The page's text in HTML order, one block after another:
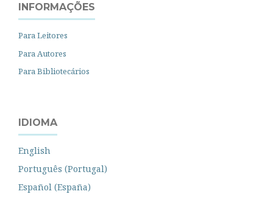
INFORMAÇÕES
Para Leitores
Para Autores
Para Bibliotecários
IDIOMA
English
Português (Portugal)
Español (España)